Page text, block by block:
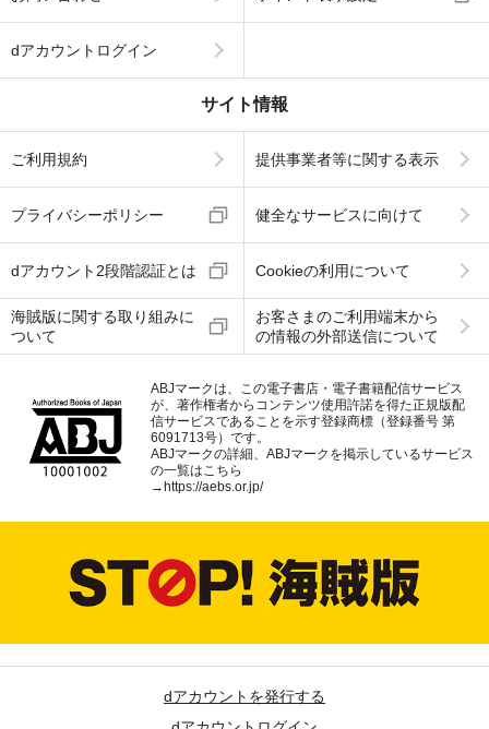
dアカウントログイン
サイト情報
ご利用規約 提供事業者等に関する表示
プライバシーポリシー 健全なサービスに向けて
dアカウント2段階認証とは Cookieの利用について
海賊版に関する取り組みに
ついて
お客さまのご利用端末から
の情報の外部送信について
ABJマークは、この電子書店・電子書籍配信サービス
が、著作権者からコンテンツ使用許諾を得た正規版配
信サービスであることを示す登録商標（登録番号 第
6091713号）です。
ABJマークの詳細、ABJマークを掲示しているサービス
の一覧はこちら
→ https://aebs.or.jp/
dアカウントを発行する